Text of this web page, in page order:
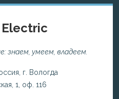
знаем, умеем, владеем.
г. Вологда
1, оф. 116